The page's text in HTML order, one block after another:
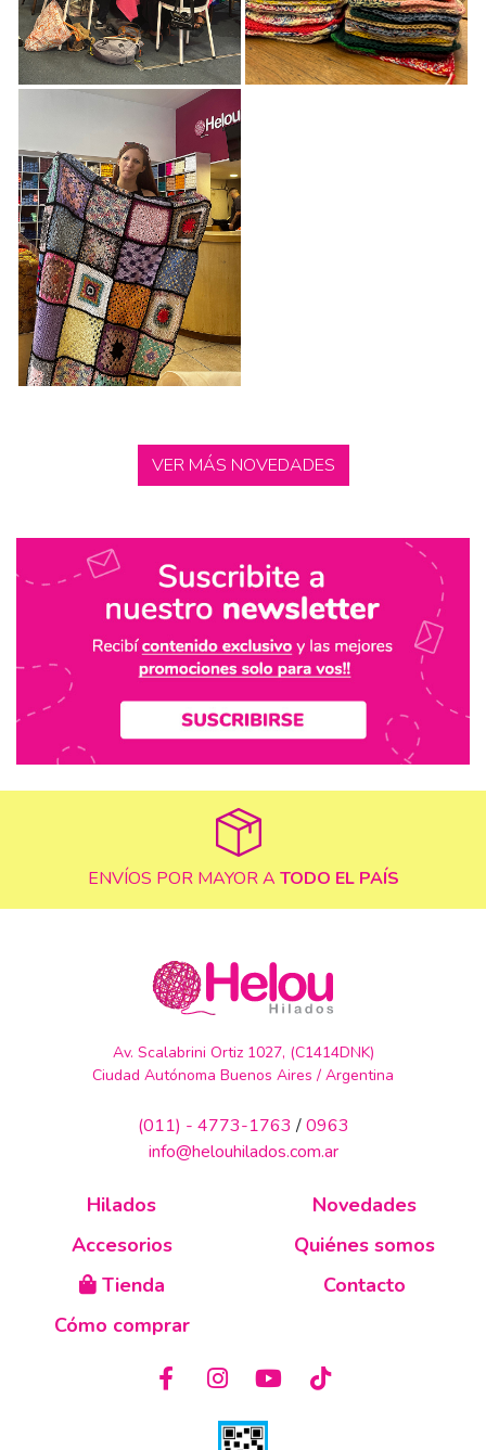
VER MÁS NOVEDADES
ENVÍOS POR MAYOR A TODO EL PAÍS
Av. Scalabrini Ortiz 1027, (C1414DNK)
Ciudad Autónoma Buenos Aires / Argentina
(011) - 4773-1763 /0963
info@helouhilados.com.ar
Hilados
Accesorios
Tienda
Cómo comprar
Novedades
Quiénes somos
Contacto